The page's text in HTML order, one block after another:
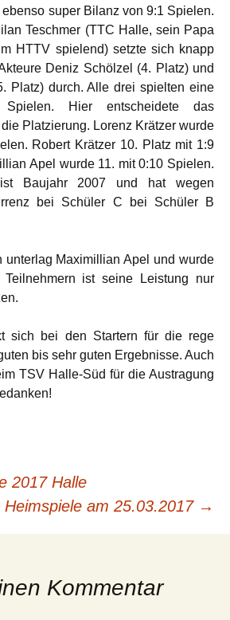
super Bilanz von 9:1 Spielen.
Teschmer (TTC Halle, sein Papa
HTTV spielend) setzte sich knapp
Deniz Schölzel (4. Platz) und
Platz) durch. Alle drei spielten eine
Hier entscheidete das
Platzierung. Lorenz Krätzer wurde
Robert Krätzer 10. Platz mit 1:9
Apel wurde 11. mit 0:10 Spielen.
Baujahr 2007 und hat wegen
bei Schüler C bei Schüler B
unterlag Maximillian Apel und wurde
ist seine Leistung nur
sich bei den Startern für die rege
bis sehr guten Ergebnisse. Auch
TSV Halle-Süd für die Austragung
2017 Halle
Heimspiele am 25.03.2017 →
Kommentar